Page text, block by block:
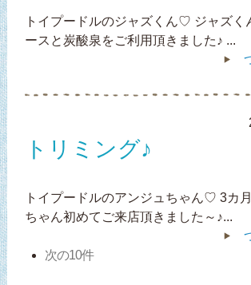
トイプードルのジャズくん♡ ジャズく
ースと炭酸泉をご利用頂きました♪ ...
トリミング♪
トイプードルのアンジュちゃん♡ 3カ
ちゃん初めてご来店頂きました～♪...
次の10件